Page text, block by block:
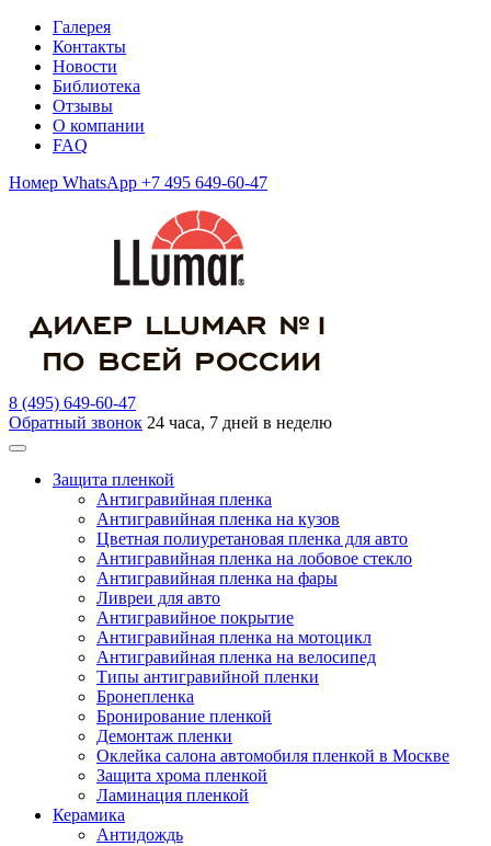
Галерея
Контакты
Новости
Библиотека
Отзывы
О компании
FAQ
Номер WhatsApp +7 495 649-60-47
8 (495) 649-60-47
Обратный звонок 24 часа, 7 дней в неделю
Защита пленкой
Антигравийная пленка
Антигравийная пленка на кузов
Цветная полиуретановая пленка для авто
Антигравийная пленка на лобовое стекло
Антигравийная пленка на фары
Ливреи для авто
Антигравийное покрытие
Антигравийная пленка на мотоцикл
Антигравийная пленка на велосипед
Типы антигравийной пленки
Бронепленка
Бронирование пленкой
Демонтаж пленки
Оклейка салона автомобиля пленкой в Москве
Защита хрома пленкой
Ламинация пленкой
Керамика
Антидождь